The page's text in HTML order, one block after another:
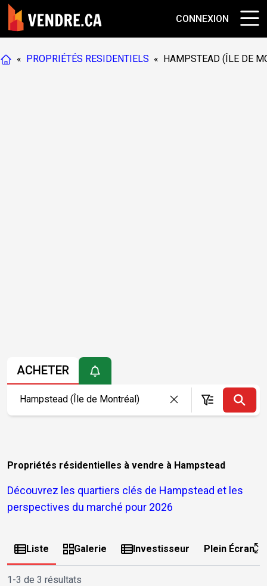
CONNEXION
« PROPRIÉTÉS RESIDENTIELS « HAMPSTEAD (ÎLE DE
ACHETER
Propriétés résidentielles à vendre à Hampstead
Découvrez les quartiers clés de Hampstead et les
perspectives du marché pour 2026
Liste Galerie Investisseur Plein Écran
1-3 de 3 résultats